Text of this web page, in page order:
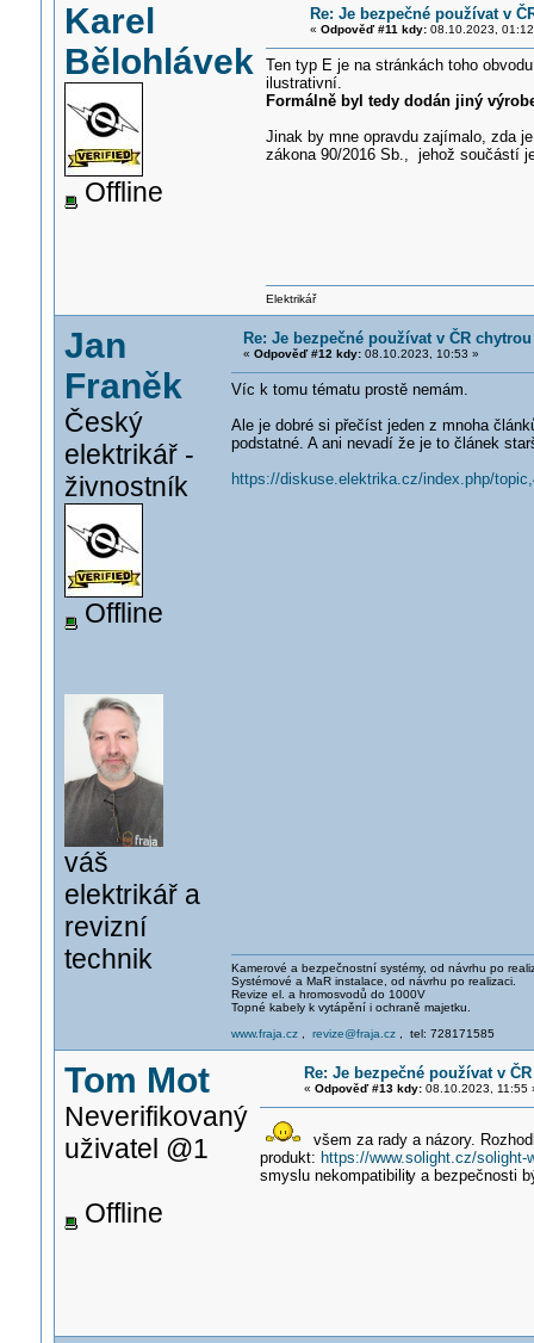
Karel
Bělohlávek
Offline
Re: Je bezpečné používat v
« Odpověď #11 kdy:08.10.2023,
Ten typ E je na stránkách toho
ilustrativní.
Formálně byl tedy dodán jiný
Jinak by mne opravdu zajímalo, zda
zákona 90/2016 Sb., jehož součástí
Elektrikář
Jan
Franěk
Český
elektrikář -
živnostník
Offline
váš
elektrikář a
revizní
technik
Re: Je bezpečné používat v ČR
« Odpověď #12 kdy:08.10.2023, 10:53 »
Víc k tomu tématu prostě nemám.
Ale je dobré si přečíst jeden z mnoha
podstatné. A ani nevadí že je to článek
https://diskuse.elektrika.cz/index.php/
Kamerové a bezpečnostní systémy, od návrhu po
Systémové a MaR instalace, od návrhu po realizaci.
Revize el. a hromosvodů do 1000V
Topné kabely k vytápění i ochraně majetku.
www.fraja.cz, revize@fraja.cz, tel: 728171585
Tom Mot
Neverifikovaný
uživatel @1
Offline
Re: Je bezpečné používat v
« Odpověď #13 kdy:08.10.2023, 11:55
všem za rady a názory.
produkt: https://www.solight.cz/solight-
smyslu nekompatibility a bezpečnosti